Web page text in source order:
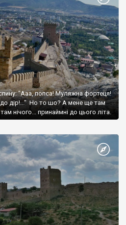
"Ааа, попса! Муляжна фортеця!
до дір!..." Но то шо? А мене ще там
нічого... принаймні до цього літа.